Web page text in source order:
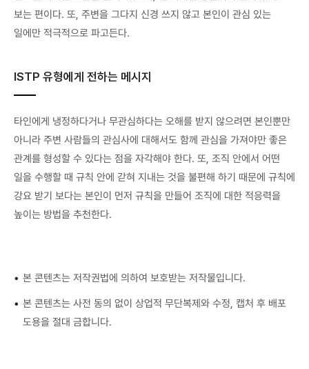
보는 편이다. 또, 주변을 그다지 신경 쓰지 않고 본인이 관심 있는
일에만 적극적으로 파고든다.
ISTP 유형에게 전하는 메시지
타인에게 냉정하다거나 무관심하다는 오해를 받지 않으려면 본인뿐만
아니라 주변 사람들의 관심사에 대해서도 함께 관심을 가져야만 좋은
관계를 형성할 수 있다는 점을 자각해야 한다. 또, 조직 안에서 어떤
일을 수행할 때 규칙 안에 갇혀 지내는 것을 불편해 하기 때문에 규칙에
강요 받기 보다는 본인이 먼저 규칙을 만들어 조직에 대한 적응력을
높이는 방법을 추천한다.
• 본 콘텐츠는 저작권법에 의하여 보호받는 저작물입니다.
• 본 콘텐츠는 사전 동의 없이 상업적 무단복제와 수정, 캡처 후 배포
도용을 절대 금합니다.